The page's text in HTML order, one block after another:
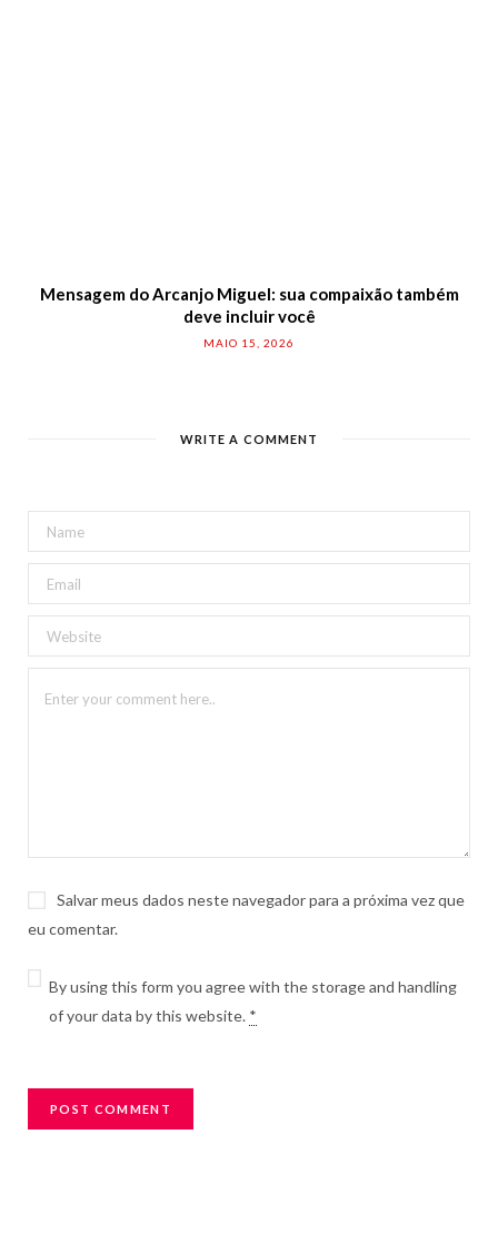
Mensagem do Arcanjo Miguel: sua compaixão também
deve incluir você
MAIO 15, 2026
WRITE A COMMENT
Salvar meus dados neste navegador para a próxima vez que
eu comentar.
By using this form you agree with the storage and handling
of your data by this website. *